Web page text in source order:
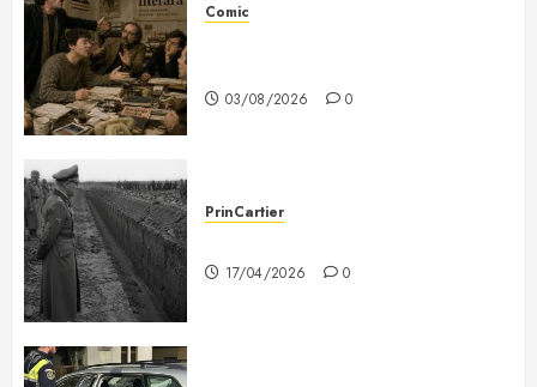
Comic
03/08/2026 0
PrinCartier
17/04/2026 0